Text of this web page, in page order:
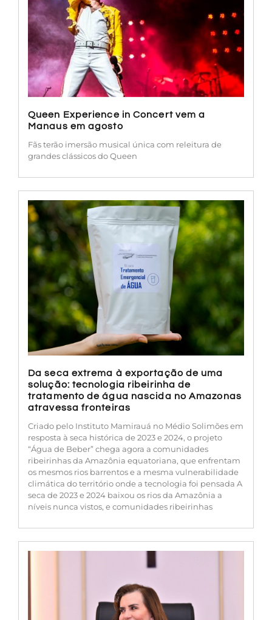
Queen Experience in Concert vem a
Manaus em agosto
Fãs terão imersão musical única com releitura de
grandes clássicos do Queen
Da seca extrema à exportação de uma
solução: tecnologia ribeirinha de
tratamento de água nascida no Amazonas
atravessa fronteiras
Criado pelo Instituto Mamirauá no Médio Solimões em
resposta à seca histórica de 2023 e 2024, o projeto
“Água de Beber” chega agora a comunidades
ribeirinhas da Amazônia equatoriana, que enfrentam
os mesmos rios barrentos e a mesma vulnerabilidade
climática do território onde a tecnologia foi pensada A
seca de 2023 e 2024 baixou os rios da Amazônia a
níveis nunca vistos, e comunidades ribeirinhas